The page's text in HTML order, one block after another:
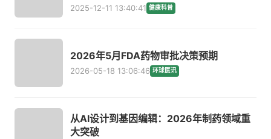
2025-12-11 13:40:41 健康科普
2026年5月FDA药物审批决策预期
2026-05-18 13:06:46 环球医讯
从AI设计到基因编辑：2026年制药领域重
大突破